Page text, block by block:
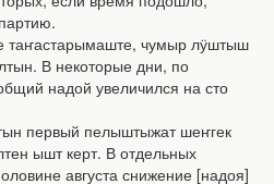
таҥастарымаште, чумыр лӱштыш
В некоторые дни, по
надой увеличился на сто
первый пелыштыжат шеҥгек
ышт керт. В отдельных
августа снижение [надоя]